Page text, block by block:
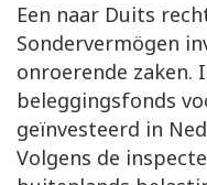
Een naar Duits
Sondervermögen
onroerende zaken.
beleggingsfonds
geïnvesteerd in
Volgens de